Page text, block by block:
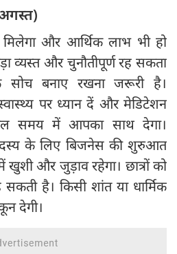
और आर्थिक लाभ भी हो
व्यस्त और चुनौतीपूर्ण रह सकता
सोच बनाए रखना जरूरी है।
पर ध्यान दें और मेडिटेशन
समय में आपका साथ देगा।
के लिए बिजनेस की शुरुआत
खुशी और जुड़ाव रहेगा। छात्रों को
है। किसी शांत या धार्मिक
देगी।